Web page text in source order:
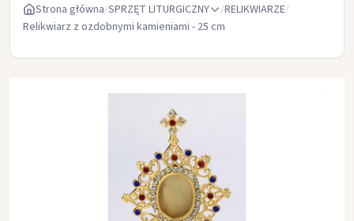
Strona główna/SPRZĘT LITURGICZNY /RELIKWIARZE/
Relikwiarz z ozdobnymi kamieniami - 25 cm